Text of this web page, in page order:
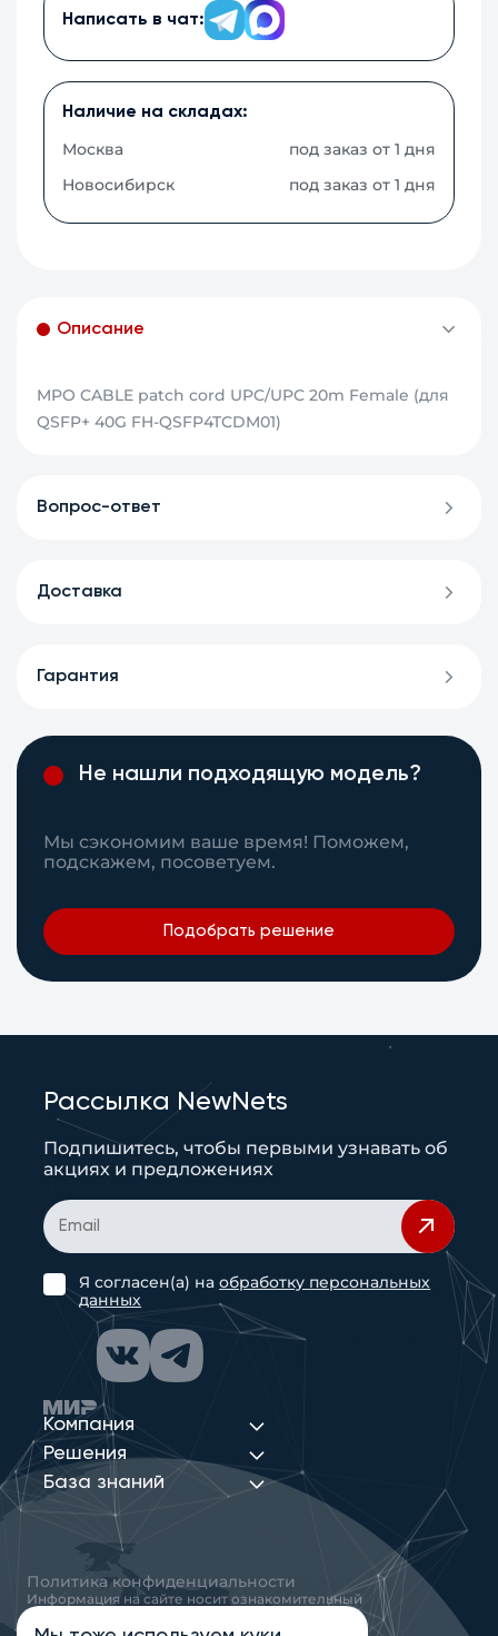
Написать в чат:
Наличие на складах:
Москва
под заказ от 1 дня
Новосибирск
под заказ от 1 дня
Описание
MPO CABLE patch cord UPC/UPC 20m Female (для
QSFP+ 40G FH-QSFP4TCDM01)
Вопрос-ответ
Доставка
Гарантия
Не нашли подходящую модель?
Мы сэкономим ваше время! Поможем,
подскажем, посоветуем.
Подобрать решение
Компания
Решения
База знаний
Рассылка NewNets
Подпишитесь, чтобы первыми узнавать об
акциях и предложениях
Я согласен(а) наобработку персональных
данных
Политика конфиденциальности
Информация на сайте носит ознакомительный
характер и не является публичной офертой,
определяемой положениями статьи 437